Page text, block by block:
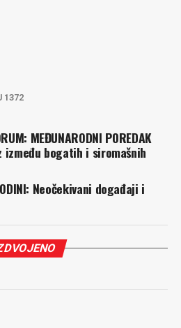
1372
MEĐUNARODNI POREDAK
između bogatih i siromašnih
Neočekivani događaji i